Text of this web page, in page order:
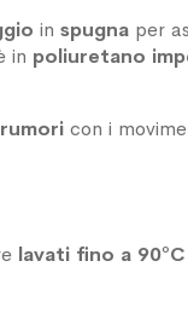
in spugna per
in poliuretano
rumori con i
lavati fino a 90°C